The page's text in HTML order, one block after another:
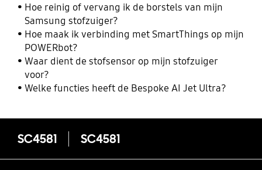
Hoe reinig of vervang ik de borstels van mijn
Samsung stofzuiger?
Hoe maak ik verbinding met SmartThings op mijn
POWERbot?
Waar dient de stofsensor op mijn stofzuiger
voor?
Welke functies heeft de Bespoke AI Jet Ultra?
SC4581 SC4581